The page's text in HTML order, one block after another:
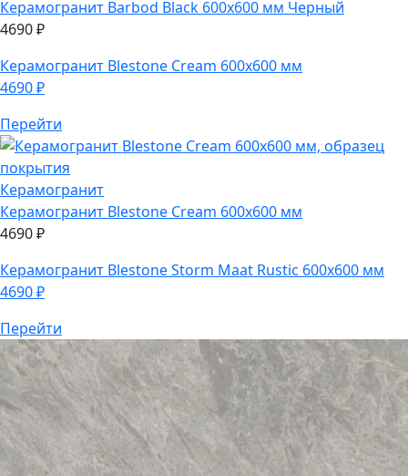
Керамогранит Barbod Black 600х600 мм Черный
4690₽
Керамогранит Blestone Cream 600х600 мм
4690₽
Перейти
Керамогранит
Керамогранит Blestone Cream 600х600 мм
4690₽
Керамогранит Blestone Storm Maat Rustic 600х600 мм
4690₽
Перейти